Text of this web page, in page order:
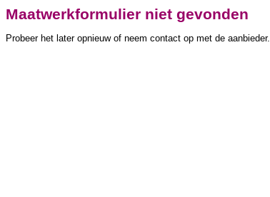
Maatwerkformulier niet gevonden
Probeer het later opnieuw of neem contact op met de aanbieder.